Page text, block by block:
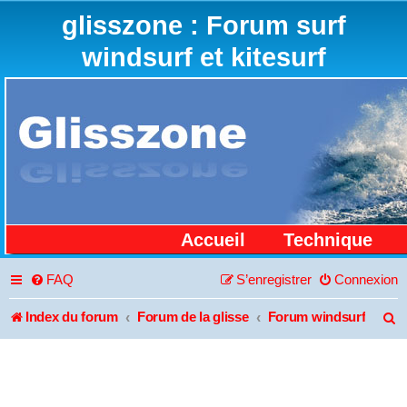
glisszone : Forum surf
windsurf et kitesurf
Accueil Technique
FAQ Connexion
S’enregistrer
Index du forum Forum de la glisse Forum windsurf